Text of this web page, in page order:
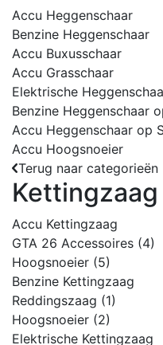
Accu Heggenschaar
Benzine Heggenschaar
Accu Buxusschaar
Accu Grasschaar
Elektrische
Benzine Heggenschaar
Accu Heggenschaar op
Accu Hoogsnoeier
Terug naar categorieën
Kettingzaag
Accu Kettingzaag
GTA 26 Accessoires (4)
Hoogsnoeier (5)
Benzine Kettingzaag
Reddingszaag (1)
Hoogsnoeier (2)
Elektrische Kettingzaag